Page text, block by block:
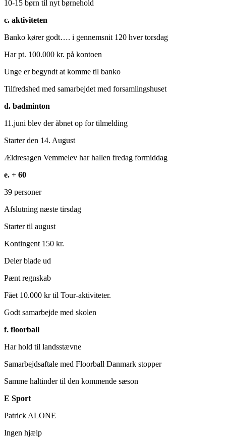
10-15 børn til nyt børnehold
c. aktiviteten
Banko kører godt…. i gennemsnit 120 hver torsdag
Har pt. 100.000 kr. på kontoen
Unge er begyndt at komme til banko
Tilfredshed med samarbejdet med forsamlingshuset
d. badminton
11.juni blev der åbnet op for tilmelding
Starter den 14. August
Ældresagen Vemmelev har hallen fredag formiddag
e. + 60
39 personer
Afslutning næste tirsdag
Starter til august
Kontingent 150 kr.
Deler blade ud
Pænt regnskab
Fået 10.000 kr til Tour-aktiviteter.
Godt samarbejde med skolen
f. floorball
Har hold til landsstævne
Samarbejdsaftale med Floorball Danmark stopper
Samme haltinder til den kommende sæson
E Sport
Patrick ALONE
Ingen hjælp